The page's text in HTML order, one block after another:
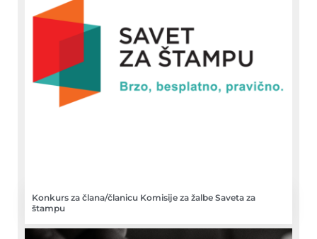
Konkurs za člana/članicu Komisije za žalbe Saveta za
štampu